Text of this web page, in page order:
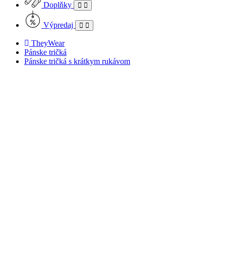
Doplňky
Výpredaj
TheyWear
Pánske tričká
Pánske tričká s krátkym rukávom